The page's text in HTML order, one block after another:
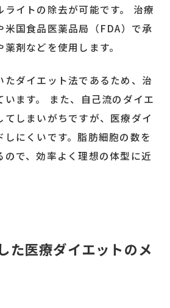
ライトの除去が可能です。 治療
米国食品医薬品局（FDA）で承
剤などを使用します。
たダイエット法であるため、治
ます。 また、自己流のダイエ
てしまいがちですが、医療ダイ
にくいです。脂肪細胞の数を
で、効率よく理想の体型に近
た医療ダイエットのメ